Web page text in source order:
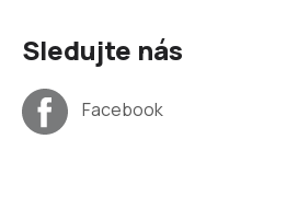
Sledujte nás
Facebook